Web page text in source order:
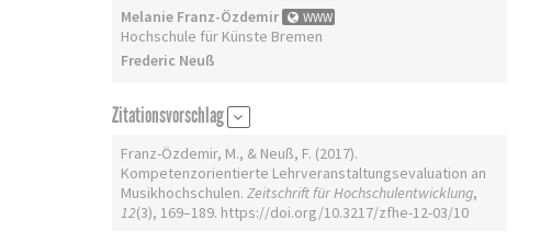
Melanie Franz-Özdemir WWW
Hochschule für Künste Bremen
Frederic Neuß
Zitationsvorschlag
Franz-Özdemir, M., & Neuß, F. (2017).
Kompetenzorientierte Lehrveranstaltungsevaluation an
Musikhochschulen. Zeitschrift für Hochschulentwicklung,
12(3), 169–189. https://doi.org/10.3217/zfhe-12-03/10